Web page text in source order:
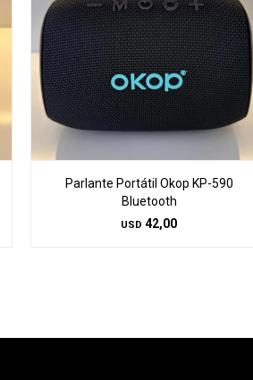
Parlante Portátil Okop KP-590
Bluetooth
USD 42,00